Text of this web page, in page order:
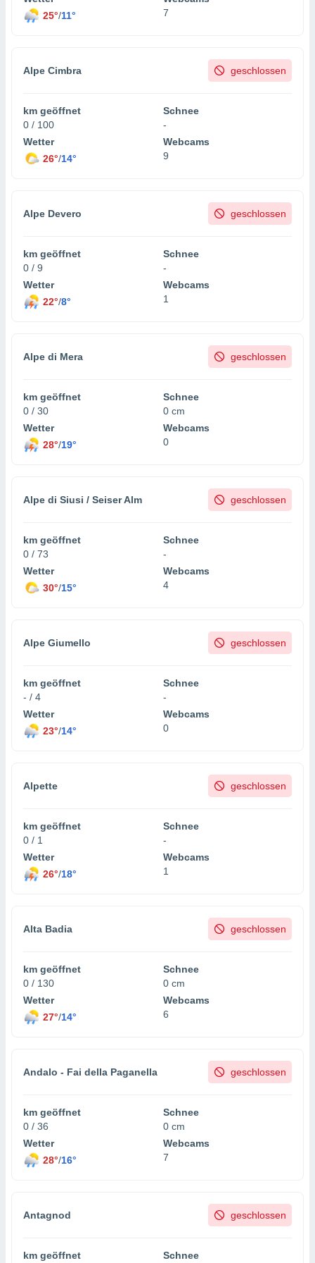
der
sind,
In
dass wir
die für die
der
von
nicht
und
Sie
klicken.
um
Adressen
und diese
eines
dies zu
der
indem
oder
25°/11°
7
Alpe Cimbra geschlossen
km geöffnet
0 / 100
Schnee
-
Wetter
26°/14°
Webcams
9
Alpe Devero geschlossen
km geöffnet
0 / 9
Schnee
-
Wetter
22°/8°
Webcams
1
Alpe di Mera geschlossen
km geöffnet
0 / 30
Schnee
0 cm
Wetter
28°/19°
Webcams
0
Alpe di Siusi / Seiser Alm geschlossen
km geöffnet
0 / 73
Schnee
-
Wetter
30°/15°
Webcams
4
Alpe Giumello geschlossen
km geöffnet
- / 4
Schnee
-
Wetter
23°/14°
Webcams
0
Alpette geschlossen
km geöffnet
0 / 1
Schnee
-
Wetter
26°/18°
Webcams
1
Alta Badia geschlossen
km geöffnet
0 / 130
Schnee
0 cm
Wetter
27°/14°
Webcams
6
Andalo - Fai della Paganella geschlossen
km geöffnet
0 / 36
Schnee
0 cm
Wetter
28°/16°
Webcams
7
Antagnod geschlossen
km geöffnet
Schnee